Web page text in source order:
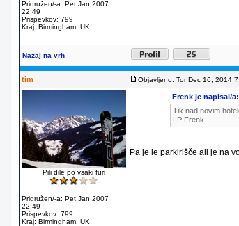
Pridružen/-a: Pet Jan 2007
22:49
Prispevkov: 799
Kraj: Birmingham, UK
Nazaj na vrh
tim Objavljeno: Tor Dec 16, 2014
Pili dile po vsaki furi
Pridružen/-a: Pet Jan 2007
22:49
Prispevkov: 799
Kraj: Birmingham, UK
Frenk je napisal/a:
Tik nad novim
LP Frenk
Pa je le parkirišče ali je na